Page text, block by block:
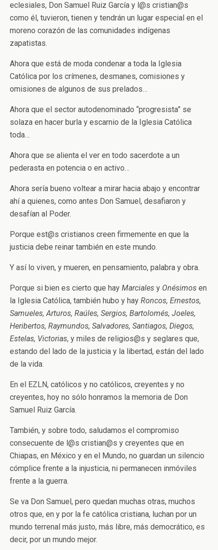
eclesiales, Don Samuel Ruiz García y l@s cristian@s
como él, tuvieron, tienen y tendrán un lugar especial en el
moreno corazón de las comunidades indígenas
zapatistas.
Ahora que está de moda condenar a toda la Iglesia
Católica por los crímenes, desmanes, comisiones y
omisiones de algunos de sus prelados…
Ahora que el sector autodenominado “progresista” se
solaza en hacer burla y escarnio de la Iglesia Católica
toda…
Ahora que se alienta el ver en todo sacerdote a un
pederasta en potencia o en activo…
Ahora sería bueno voltear a mirar hacia abajo y encontrar
ahí a quienes, como antes Don Samuel, desafiaron y
desafían al Poder.
Porque est@s cristianos creen firmemente en que la
justicia debe reinar también en este mundo.
Y así lo viven, y mueren, en pensamiento, palabra y obra.
Porque si bien es cierto que hay Marciales y Onésimos en
la Iglesia Católica, también hubo y hay Roncos, Ernestos,
Samueles, Arturos, Raúles, Sergios, Bartolomés, Joeles,
Heribertos, Raymundos, Salvadores, Santiagos, Diegos,
Estelas, Victorias, y miles de religios@s y seglares que,
estando del lado de la justicia y la libertad, están del lado
de la vida.
En el EZLN, católicos y no católicos, creyentes y no
creyentes, hoy no sólo honramos la memoria de Don
Samuel Ruiz García.
También, y sobre todo, saludamos el compromiso
consecuente de l@s cristian@s y creyentes que en
Chiapas, en México y en el Mundo, no guardan un silencio
cómplice frente a la injusticia, ni permanecen inmóviles
frente a la guerra.
Se va Don Samuel, pero quedan muchas otras, muchos
otros que, en y por la fe católica cristiana, luchan por un
mundo terrenal más justo, más libre, más democrático, es
decir, por un mundo mejor.